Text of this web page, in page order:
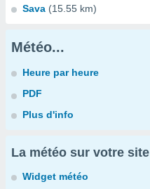
Sava (15.55 km)
Météo...
Heure par heure
PDF
Plus d'info
La météo sur votre site
Widget météo